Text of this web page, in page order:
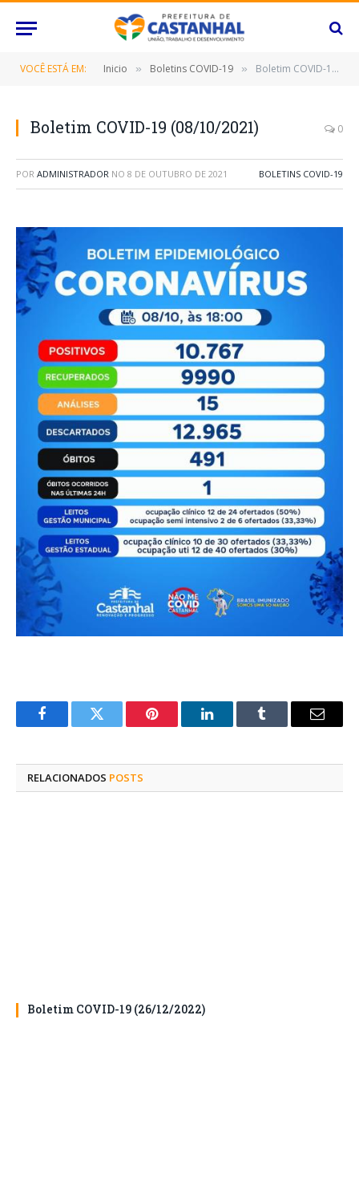
VOCÊ ESTÁ EM: Inicio » Boletins COVID-19 » Boletim COVID-19 (08/10/2021)
Boletim COVID-19 (08/10/2021) 0
POR ADMINISTRADOR NO 8 DE OUTUBRO DE 2021 BOLETINS COVID-19
FacebookTwitter Pinterest O
Tumblr
E-
RELACIONADOS POSTS
Boletim COVID-19 (26/12/2022)